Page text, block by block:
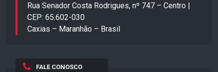
Rua Senador Costa Rodrigues, nº 747 – Centro |
CEP: 65.602-030
Caxias – Maranhão – Brasil
FALE CONOSCO